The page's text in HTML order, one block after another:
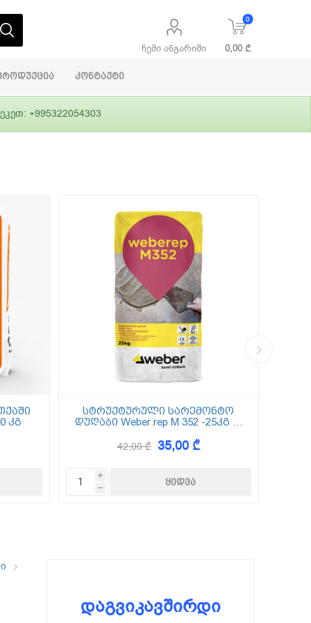
ჩემი ანგარიში
0
0,00 ₾
ფასადები
გრუნტები,
ჰიდროიზოლაცია
ლითონი
სამშენებლო
დანადგარები
კონტაქტი
+995322054303
კგ
სტრუქტურული სარემონტო
დუღაბი Weber.rep M 352 -25კგ (5
42,00 ₾ 35,00 ₾
i
h
დაგვიკავშირდი